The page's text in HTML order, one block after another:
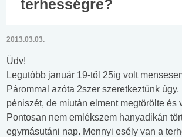
terhességre?
2013.03.03.
Üdv!
Legutóbb január 19-től 25ig volt
Párommal azóta 2szer szeretkeztünk úgy,
péniszét, de miután elment megtörölte és
Pontosan nem emlékszem hanyadikán
egymásutáni nap. Mennyi esély van a